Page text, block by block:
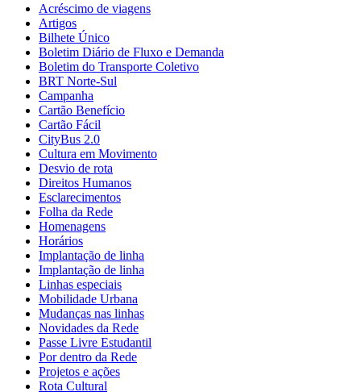
Acréscimo de viagens
Artigos
Bilhete Único
Boletim Diário de Fluxo e Demanda
Boletim do Transporte Coletivo
BRT Norte-Sul
Campanha
Cartão Benefício
Cartão Fácil
CityBus 2.0
Cultura em Movimento
Desvio de rota
Direitos Humanos
Esclarecimentos
Folha da Rede
Homenagens
Horários
Implantação de linha
Implantação de linha
Linhas especiais
Mobilidade Urbana
Mudanças nas linhas
Novidades da Rede
Passe Livre Estudantil
Por dentro da Rede
Projetos e ações
Rota Cultural